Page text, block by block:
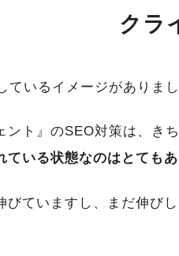
クラ
ているイメージがありまし
ント』のSEO対策は、き
いる状態なのはとてもあ
ていますし、まだ伸び